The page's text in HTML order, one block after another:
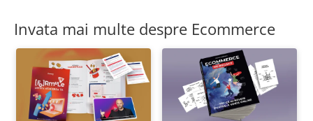
Invata mai multe despre Ecommerce